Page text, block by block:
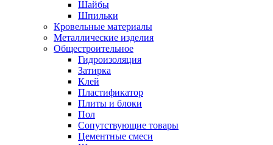
Шайбы
Шпильки
Кровельные материалы
Металлические изделия
Общестроительное
Гидроизоляция
Затирка
Клей
Пластификатор
Плиты и блоки
Пол
Сопутствующие товары
Цементные смеси